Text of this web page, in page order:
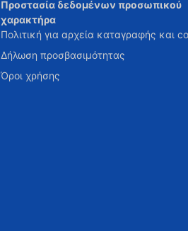
Προστασία δεδομένων προσωπικού
χαρακτήρα
Πολιτική για αρχεία καταγραφής και
Δήλωση προσβασιμότητας
Όροι χρήσης